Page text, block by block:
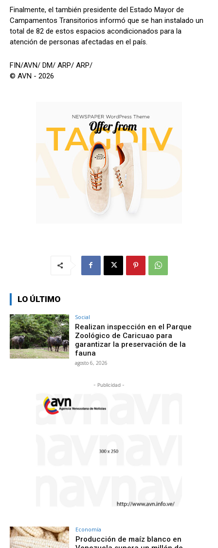
Finalmente, el también presidente del Estado Mayor de
Campamentos Transitorios informó que se han instalado un
total de 82 de estos espacios acondicionados para la
atención de personas afectadas en el país.
FIN/AVN/ DM/ ARP/ ARP/
© AVN - 2026
LO ÚLTIMO
Social
Realizan inspección en el Parque
Zoológico de Caricuao para
garantizar la preservación de la
fauna
agosto 6, 2026
- Publicidad -
Economía
Producción de maíz blanco en